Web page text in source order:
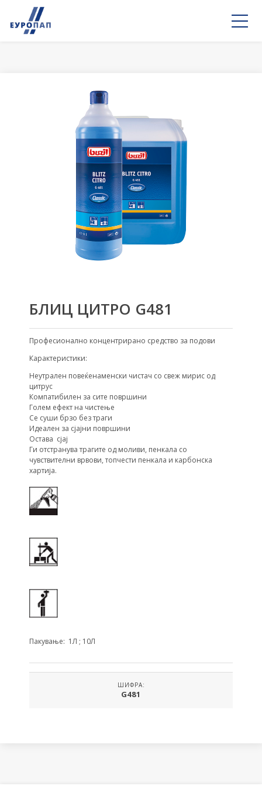
БЛИЦ ЦИТРО G481
Професионално концентрирано средство за подови
Карактеристики:
Неутрален повеќенаменски чистач со свеж мирис од
цитрус
Компатибилен за сите површини
Голем ефект на чистење
Се суши брзо без траги
Идеален за сјајни површини
Остава сјај
Ги отстранува трагите од моливи, пенкала со
чувствителни врвови, топчести пенкала и карбонска
хартија.
Пакување: 1Л ; 10Л
ШИФРА:
G481